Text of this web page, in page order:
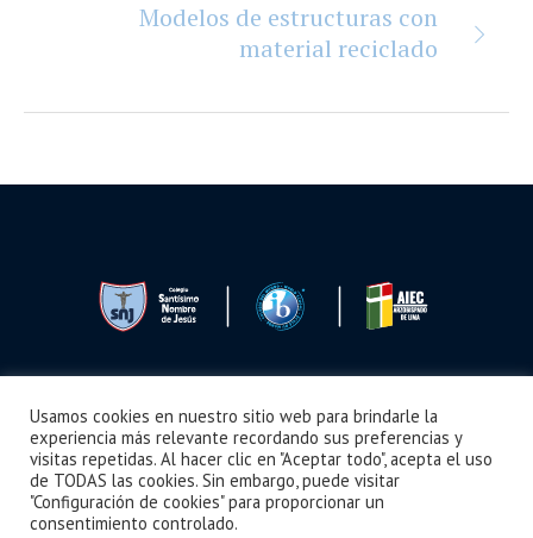
Modelos de estructuras con
material reciclado
Seguimos Aprendiendo Boletín Noticias Videos ¿Cómo llegar?
Usamos cookies en nuestro sitio web para brindarle la
experiencia más relevante recordando sus preferencias y
visitas repetidas. Al hacer clic en "Aceptar todo", acepta el uso
de TODAS las cookies. Sin embargo, puede visitar
"Configuración de cookies" para proporcionar un
consentimiento controlado.